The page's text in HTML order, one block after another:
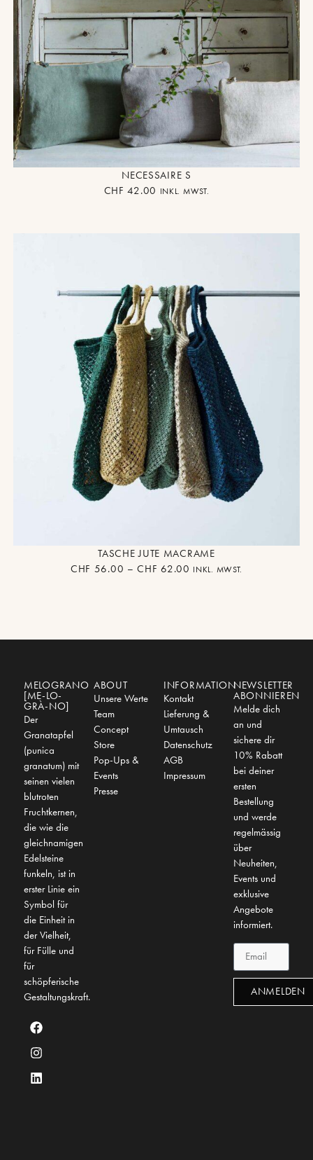
NECESSAIRE S
CHF 42.00 INKL. MWST.
TASCHE JUTE MACRAME
CHF 56.00 – CHF 62.00 INKL. MWST.
MELOGRANO
[ME-LO-
GRÀ-NO]
Der
Granatapfel
(punica
granatum) mit
seinen vielen
blutroten
Fruchtkernen,
die wie die
gleichnamigen
Edelsteine
funkeln, ist in
erster Linie ein
Symbol für
die Einheit in
der Vielheit,
für Fülle und
für
schöpferische
Gestaltungskraft.
ABOUT
Unsere Werte
Team
Concept
Store
Pop-Ups &
Events
Presse
INFORMATION
Kontakt
Lieferung &
Umtausch
Datenschutz
AGB
Impressum
NEWSLETTER
ABONNIEREN
Melde dich
an und
sichere dir
10% Rabatt
bei deiner
ersten
Bestellung
und werde
regelmässig
über
Neuheiten,
Events und
exklusive
Angebote
informiert.
ANMELDEN